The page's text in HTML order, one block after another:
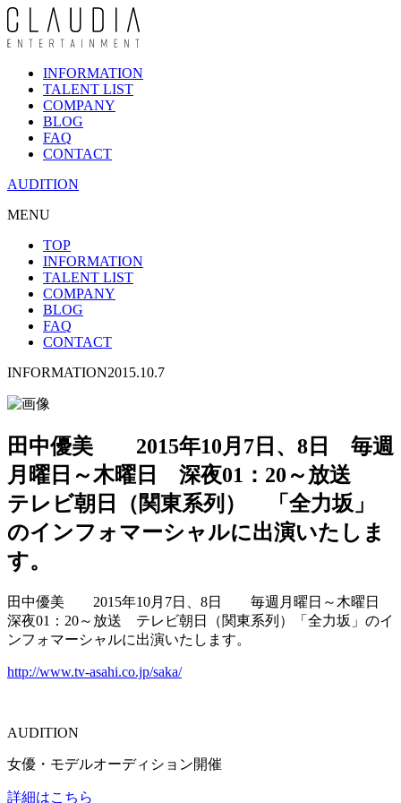
INFORMATION
TALENT LIST
COMPANY
BLOG
FAQ
CONTACT
AUDITION
MENU
TOP
INFORMATION
TALENT LIST
COMPANY
BLOG
FAQ
CONTACT
INFORMATION2015.10.7
田中優美 2015年10月7日、8日 毎週
月曜日～木曜日 深夜01：20～放送
テレビ朝日（関東系列） 「全力坂」
のインフォマーシャルに出演いたしま
す。
田中優美 2015年10月7日、8日 毎週月曜日～木曜日
深夜01：20～放送 テレビ朝日（関東系列）「全力坂」のイ
ンフォマーシャルに出演いたします。
http://www.tv-asahi.co.jp/saka/
AUDITION
女優・モデルオーディション開催
詳細はこちら